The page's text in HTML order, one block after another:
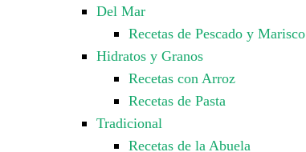
Del Mar
Recetas de Pescado y Marisco
Hidratos y Granos
Recetas con Arroz
Recetas de Pasta
Tradicional
Recetas de la Abuela